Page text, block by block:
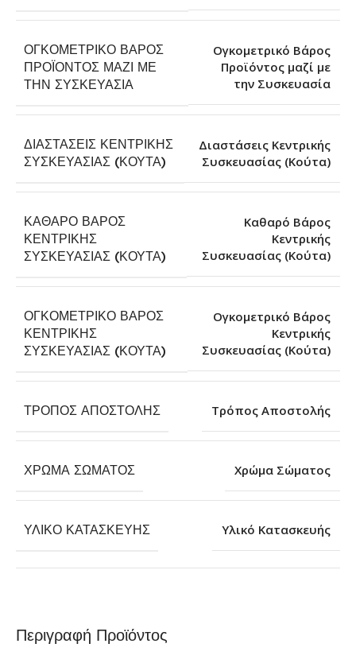
Περιγραφή Προϊόντος
ΟΓΚΟΜΕΤΡΙΚΌ ΒΆΡΟΣ
ΠΡΟΪΌΝΤΟΣ ΜΑΖΊ ΜΕ
ΤΗΝ ΣΥΣΚΕΥΑΣΊΑ
Ογκομετρικό Βάρος
Προϊόντος μαζί με
την Συσκευασία
ΔΙΑΣΤΆΣΕΙΣ ΚΕΝΤΡΙΚΉΣ
ΣΥΣΚΕΥΑΣΊΑΣ (ΚΟΎΤΑ)
Διαστάσεις Κεντρικής
Συσκευασίας (Κούτα)
ΚΑΘΑΡΌ ΒΆΡΟΣ
ΚΕΝΤΡΙΚΉΣ
ΣΥΣΚΕΥΑΣΊΑΣ (ΚΟΎΤΑ)
Καθαρό Βάρος
Κεντρικής
Συσκευασίας (Κούτα)
ΟΓΚΟΜΕΤΡΙΚΌ ΒΆΡΟΣ
ΚΕΝΤΡΙΚΉΣ
ΣΥΣΚΕΥΑΣΊΑΣ (ΚΟΎΤΑ)
Ογκομετρικό Βάρος
Κεντρικής
Συσκευασίας (Κούτα)
ΤΡΌΠΟΣ ΑΠΟΣΤΟΛΉΣ Τρόπος Αποστολής
ΧΡΏΜΑ ΣΏΜΑΤΟΣ Χρώμα Σώματος
ΥΛΙΚΌ ΚΑΤΑΣΚΕΥΉΣ Υλικό Κατασκευής